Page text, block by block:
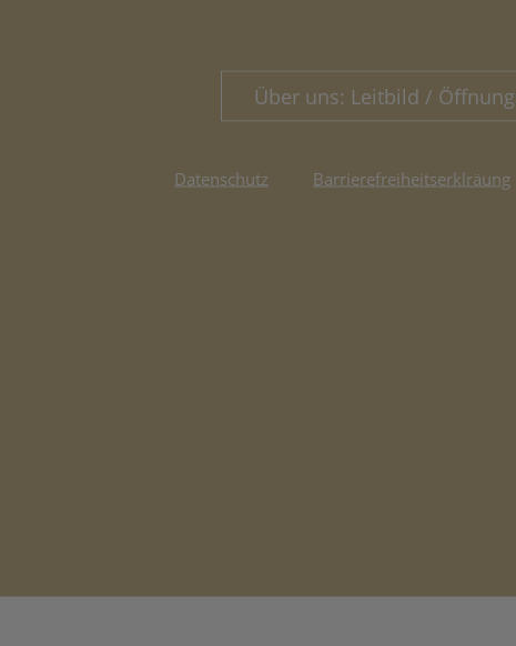
Über uns: Leitbild /
Datenschutz Barrierefreiheitserklräung